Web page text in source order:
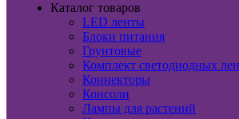
Каталог товаров
LED ленты
Блоки питания
Грунтовые
Комплект светодиодных
Коннекторы
Консоли
Лампы для растений